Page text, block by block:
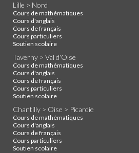
Lille > Nord
Cours de mathématiques
Cours d'anglais
Cours de français
Cours particuliers
Soutien scolaire
Taverny > Val d'Oise
Cours de mathématiques
Cours d'anglais
Cours de français
Cours particuliers
Soutien scolaire
Chantilly > Oise > Picardie
Cours de mathématiques
Cours d'anglais
Cours de français
Cours particuliers
Soutien scolaire